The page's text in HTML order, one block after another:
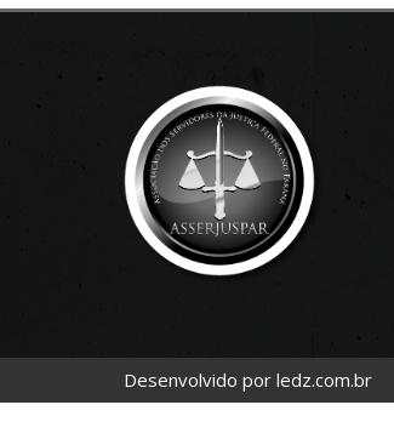
Desenvolvido por ledz.com.br